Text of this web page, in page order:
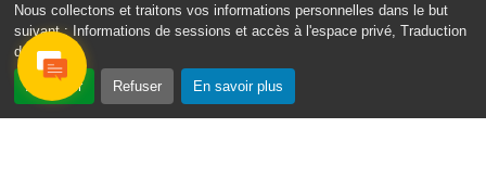
Nous collectons et traitons vos informations personnelles dans le but
suivant :
Informations de sessions et accès à l'espace privé, Traduction
des pages .
Accepter Refuser En savoir plus